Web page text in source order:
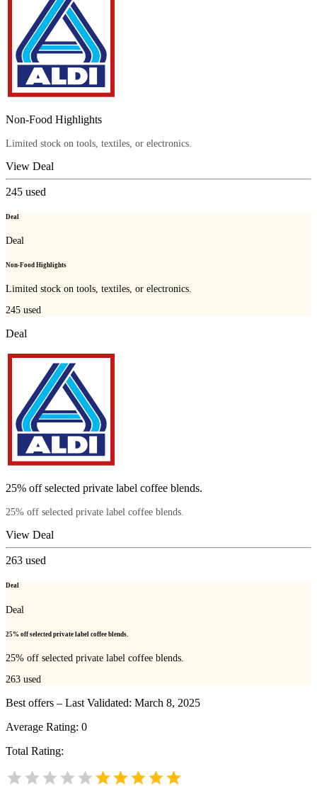
Non-Food Highlights
Limited stock on tools, textiles, or electronics.
View Deal
245 used
Deal
Deal
Non-Food Highlights
Limited stock on tools, textiles, or electronics.
245 used
Deal
25% off selected private label coffee blends.
25% off selected private label coffee blends.
View Deal
263 used
Deal
Deal
25% off selected private label coffee blends.
25% off selected private label coffee blends.
263 used
Best offers – Last Validated: March 8, 2025
Average Rating: 0
Total Rating: